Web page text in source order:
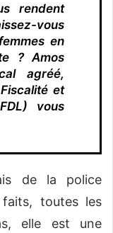
rendent
vous
en
? Amos
agréé,
et
vous
de la police
toutes les
elle est une